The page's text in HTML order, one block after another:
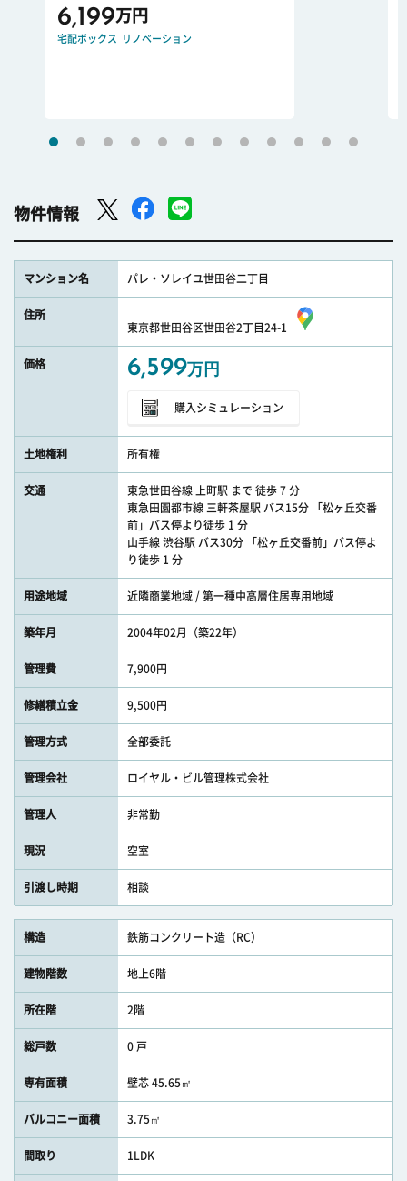
6,199万円
宅配ボックス リノベーション
物件情報
マンション名 パレ・ソレイユ世田谷二丁目
住所
東京都世田谷区世田谷2丁目24-1
価格 6,599万円
購入シミュレーション
土地権利 所有権
交通
東急世田谷線 上町駅 まで 徒歩 7 分
東急田園都市線 三軒茶屋駅 バス15分 「松ヶ丘交番
前」バス停より徒歩 1 分
山手線 渋谷駅 バス30分 「松ヶ丘交番前」バス停よ
り徒歩 1 分
用途地域 近隣商業地域 / 第一種中高層住居専用地域
築年月 2004年02月（築22年）
管理費 7,900円
修繕積立金 9,500円
管理方式 全部委託
管理会社 ロイヤル・ビル管理株式会社
管理人 非常勤
現況 空室
引渡し時期 相談
構造 鉄筋コンクリート造（RC）
建物階数 地上6階
所在階 2階
総戸数 0 戸
専有面積 壁芯 45.65㎡
バルコニー面積 3.75㎡
間取り 1LDK